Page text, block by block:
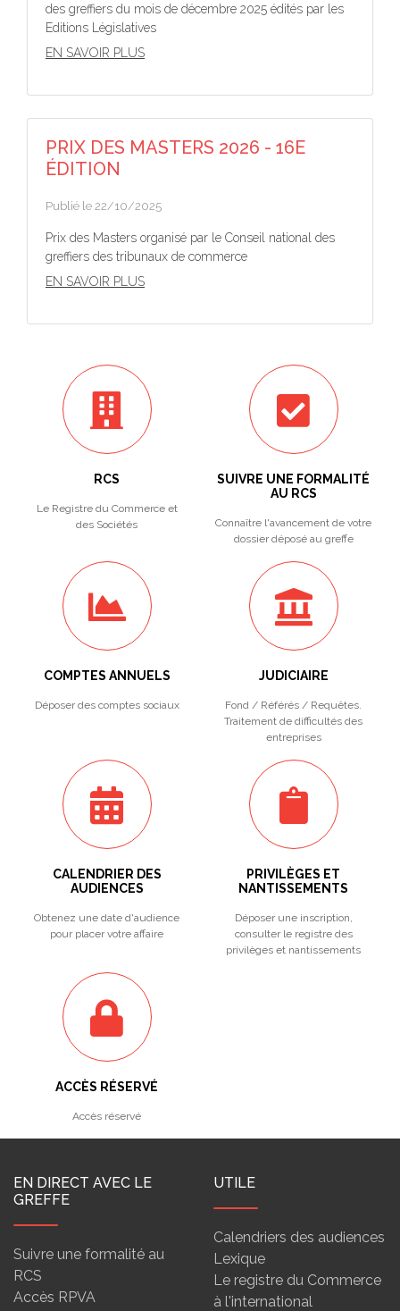
des greffiers du mois de décembre 2025 édités par les
Editions Législatives
EN SAVOIR PLUS
PRIX DES MASTERS 2026 - 16E
ÉDITION
Publié le 22/10/2025
Prix des Masters organisé par le Conseil national des
greffiers des tribunaux de commerce
EN SAVOIR PLUS
RCS
Le Registre du Commerce et
des Sociétés
SUIVRE UNE FORMALITÉ
AU RCS
Connaître l'avancement de votre
dossier déposé au greffe
COMPTES ANNUELS
Déposer des comptes sociaux
JUDICIAIRE
Fond / Référés / Requêtes.
Traitement de difficultés des
entreprises
CALENDRIER DES
AUDIENCES
Obtenez une date d'audience
pour placer votre affaire
PRIVILÈGES ET
NANTISSEMENTS
Déposer une inscription,
consulter le registre des
privilèges et nantissements
ACCÈS RÉSERVÉ
Accès réservé
EN DIRECT AVEC LE
GREFFE
Suivre une formalité au
RCS
Accès RPVA
UTILE
Calendriers des audiences
Lexique
Le registre du Commerce
à l'international